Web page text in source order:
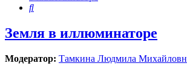
Поиск
Земля в иллюминаторе
Модератор: Тамкина Людмила Михайловн